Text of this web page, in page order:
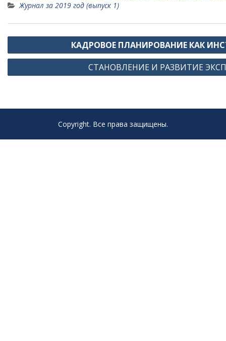
Журнал за 2019 год (выпуск 1)
Навигация
по
КАДРОВОЕ ПЛАНИРОВАНИЕ КАК
СТАНОВЛЕНИЕ И РАЗВИТИЕ
Copyright. Все права защищены.